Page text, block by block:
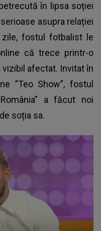
în lipsa soției
asupra relației
fostul fotbalist le
că trece printr-o
vizibil afectat. Invitat în
”Teo Show”, fostul
a făcut noi
soția sa.